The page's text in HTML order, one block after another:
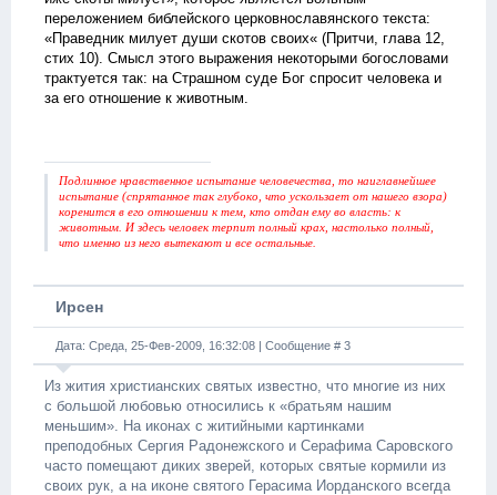
переложением библейского церковнославянского текста:
«Праведник милует души скотов своих« (Притчи, глава 12,
стих 10). Смысл этого выражения некоторыми богословами
трактуется так: на Страшном суде Бог спросит человека и
за его отношение к животным.
Подлинное нравственное испытание человечества, то наиглавнейшее
испытание (спрятанное так глубоко, что ускользает от нашего взора)
коренится в его отношении к тем, кто отдан ему во власть: к
животным. И здесь человек терпит полный крах, настолько полный,
что именно из него вытекают и все остальные.
Ирсен
Дата: Среда, 25-Фев-2009, 16:32:08 | Сообщение # 3
Из жития христианских святых известно, что многие из них
с большой любовью относились к «братьям нашим
меньшим». На иконах с житийными картинками
преподобных Сергия Радонежского и Серафима Саровского
часто помещают диких зверей, которых святые кормили из
своих рук, а на иконе святого Герасима Иорданского всегда